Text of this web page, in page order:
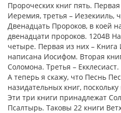
Пророческих книг пять.
Иеремия, третья – Иезекииль,
Двенадцать Пророков, в коей
двенадцати пророков. 1204В
четыре. Первая из них –
написана Иосифом. Вторая
Соломона. Третья –
А теперь я скажу, что Песнь
назидательных книг,
Эти три книги принадлежат
Псалтырь. Таковы 22 книги